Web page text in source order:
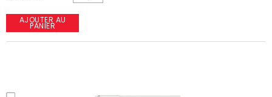
AJOUTER AU
PANIER